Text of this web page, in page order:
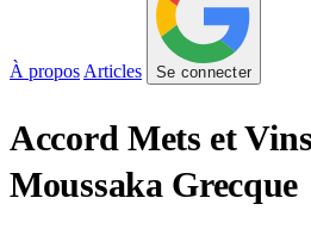
À propos Articles Se connecter
Accord Mets et
Moussaka Grecque